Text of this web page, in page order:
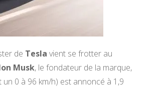
de Tesla vient se frotter au
Musk, le fondateur de la marque,
un 0 à 96 km/h) est annoncé à 1,9